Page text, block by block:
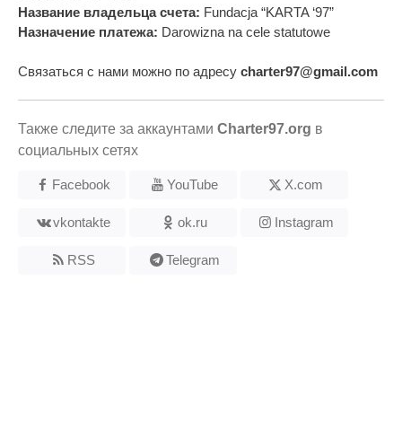
Название владельца счета: Fundacja “KARTA ‘97”
Назначение платежа: Darowizna na cele statutowe
Связаться с нами можно по адресу charter97@gmail.com
Также следите за аккаунтами Charter97.org в
социальных сетях
Facebook YouTube X.com
vkontakte ok.ru Instagram
RSS Telegram